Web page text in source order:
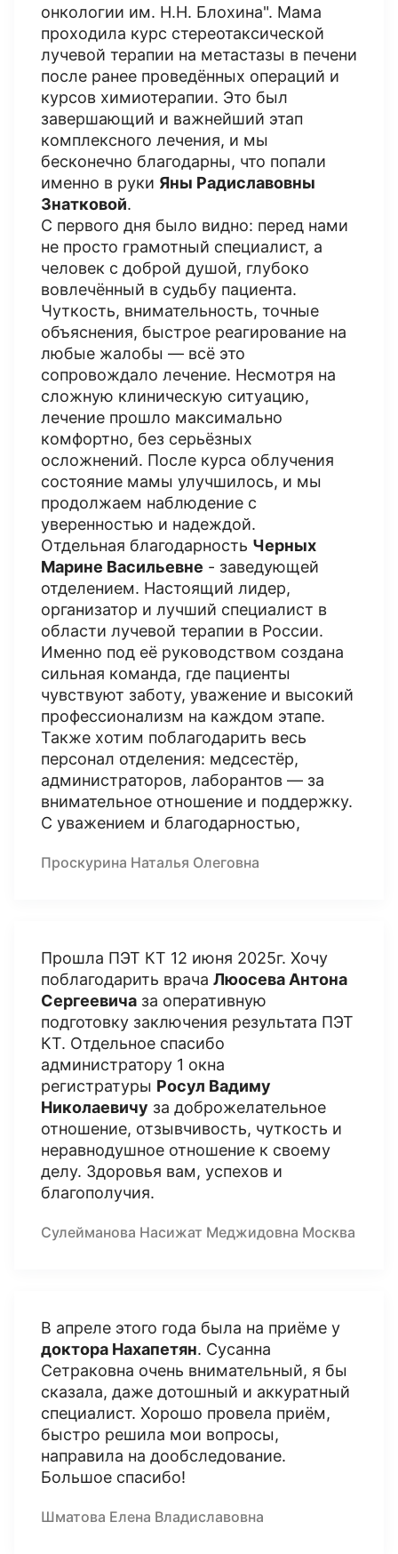
онкологии им. Н.Н. Блохина". Мама
проходила курс стереотаксической
лучевой терапии на метастазы в печени
после ранее проведённых операций и
курсов химиотерапии. Это был
завершающий и важнейший этап
комплексного лечения, и мы
бесконечно благодарны, что попали
именно в руки Яны Радиславовны
Знатковой.
С первого дня было видно: перед нами
не просто грамотный специалист, а
человек с доброй душой, глубоко
вовлечённый в судьбу пациента.
Чуткость, внимательность, точные
объяснения, быстрое реагирование на
любые жалобы — всё это
сопровождало лечение. Несмотря на
сложную клиническую ситуацию,
лечение прошло максимально
комфортно, без серьёзных
осложнений. После курса облучения
состояние мамы улучшилось, и мы
продолжаем наблюдение с
уверенностью и надеждой.
Отдельная благодарность Черных
Марине Васильевне - заведующей
отделением. Настоящий лидер,
организатор и лучший специалист в
области лучевой терапии в России.
Именно под её руководством создана
сильная команда, где пациенты
чувствуют заботу, уважение и высокий
профессионализм на каждом этапе.
Также хотим поблагодарить весь
персонал отделения: медсестёр,
администраторов, лаборантов — за
внимательное отношение и поддержку.
С уважением и благодарностью,
Проскурина Наталья Олеговна
Прошла ПЭТ КТ 12 июня 2025г. Хочу
поблагодарить врача Люосева Антона
Сергеевича за оперативную
подготовку заключения результата ПЭТ
КТ. Отдельное спасибо
администратору 1 окна
регистратуры Росул Вадиму
Николаевичу за доброжелательное
отношение, отзывчивость, чуткость и
неравнодушное отношение к своему
делу. Здоровья вам, успехов и
благополучия.
Сулейманова Насижат Меджидовна Москва
В апреле этого года была на приёме у
доктора Нахапетян. Сусанна
Сетраковна очень внимательный, я бы
сказала, даже дотошный и аккуратный
специалист. Хорошо провела приём,
быстро решила мои вопросы,
направила на дообследование.
Большое спасибо!
Шматова Елена Владиславовна